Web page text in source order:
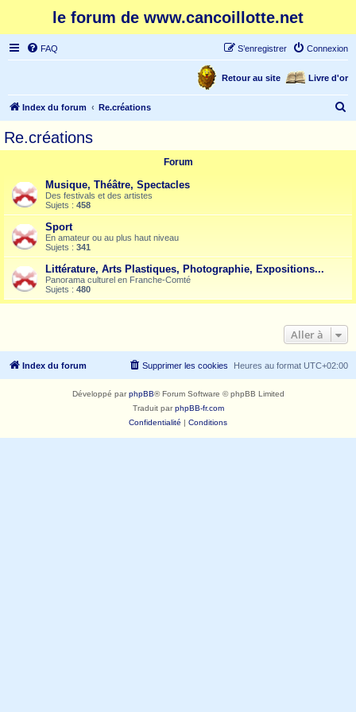
le forum de www.cancoillotte.net
FAQ Connexion
S’enregistrer
Livre d'or
Retour au site
Index du forum Re.créations
e
Re.créations
Forum
Musique, Théâtre, Spectacles
Des festivals et des artistes
Sujets : 458
Sport
En amateur ou au plus haut niveau
Sujets : 341
Littérature, Arts Plastiques, Photographie, Expositions...
Panorama culturel en Franche-Comté
Sujets : 480
Aller à
Index du forum Heures au format UTC+02:00
Supprimer les cookies
Développé parphpBB® Forum Software © phpBB Limited
Traduit parphpBB-fr.com
Confidentialité | Conditions